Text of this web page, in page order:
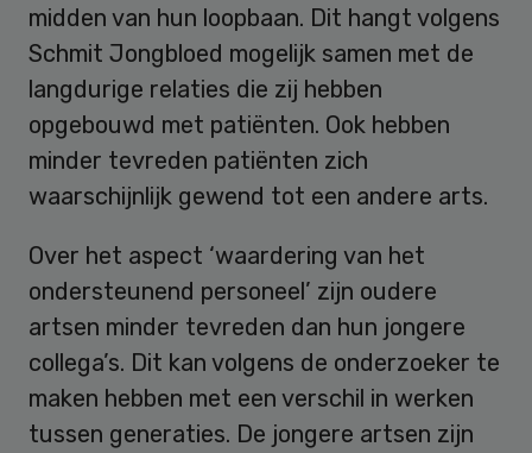
midden van hun loopbaan. Dit hangt volgens
Schmit Jongbloed mogelijk samen met de
langdurige relaties die zij hebben
opgebouwd met patiënten. Ook hebben
minder tevreden patiënten zich
waarschijnlijk gewend tot een andere arts.
Over het aspect ‘waardering van het
ondersteunend personeel’ zijn oudere
artsen minder tevreden dan hun jongere
collega’s. Dit kan volgens de onderzoeker te
maken hebben met een verschil in werken
tussen generaties. De jongere artsen zijn